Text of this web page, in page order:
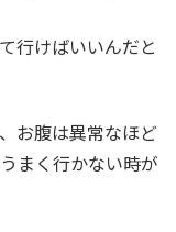
行けばいいんだと
お腹は異常なほど
まく行かない時が